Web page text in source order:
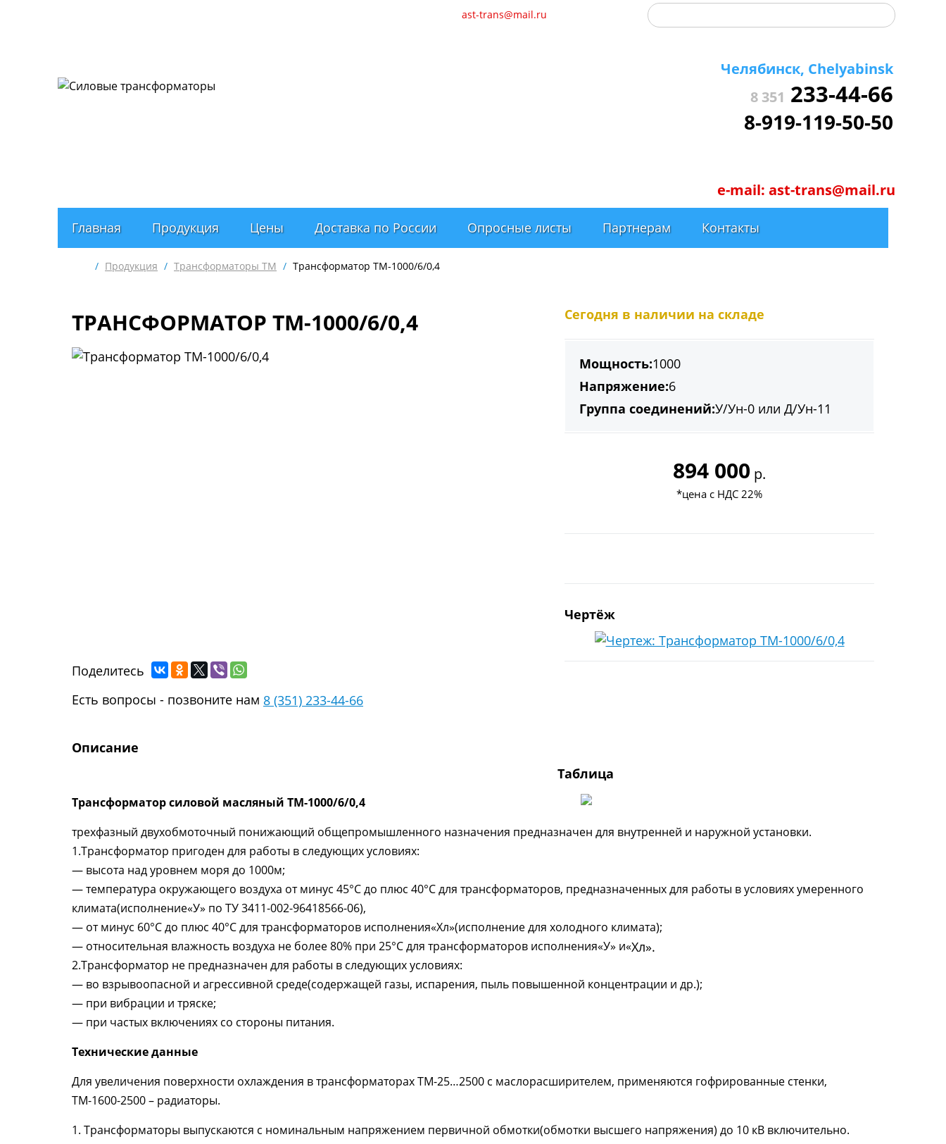
ast-trans@mail.ru
Челябинск, Chelyabinsk
8 351 233-44-66
8-919-119-50-50
e-mail: ast-trans@mail.ru
Главная Продукция Цены Доставка по России Опросные листы Партнерам Контакты
/ Продукция / Трансформаторы ТМ / Трансформатор ТМ-1000/6/0,4
ТРАНСФОРМАТОР ТМ-1000/6/0,4 Сегодня в наличии на складе
Мощность:1000
Напряжение:6
Группа соединений:У/Ун-0 или Д/Ун-11
894 000 р.
*цена с НДС 22%
Чертёж
Поделитесь
Есть вопросы - позвоните нам 8 (351) 233-44-66
Описание
Таблица
Трансформатор силовой масляный ТМ-1000/6/0,4
трехфазный двухобмоточный понижающий общепромышленного назначения предназначен для внутренней и наружной установки.
1.Трансформатор пригоден для работы в следующих условиях:
— высота над уровнем моря до 1000м;
— температура окружающего воздуха от минус 45°С до плюс 40°С для трансформаторов, предназначенных для работы в условиях умеренного
климата(исполнение«У» по ТУ 3411-002-96418566-06),
— от минус 60°С до плюс 40°С для трансформаторов исполнения«Хл»(исполнение для холодного климата);
— относительная влажность воздуха не более 80% при 25°С для трансформаторов исполнения«У» и«Хл».
2.Трансформатор не предназначен для работы в следующих условиях:
— во взрывоопасной и агрессивной среде(содержащей газы, испарения, пыль повышенной концентрации и др.);
— при вибрации и тряске;
— при частых включениях со стороны питания.
Технические данные
Для увеличения поверхности охлаждения в трансформаторах ТМ-25…2500 с маслорасширителем, применяются гофрированные стенки,
ТМ-1600-2500 – радиаторы.
1. Трансформаторы выпускаются с номинальным напряжением первичной обмотки(обмотки высшего напряжения) до 10 кВ включительно.